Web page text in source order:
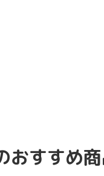
おすすめ